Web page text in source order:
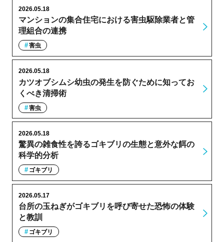
マンションの集合住宅における害虫駆除業者と管
理組合の連携
2026.05.18
害虫
カツオブシムシ幼虫の発生を防ぐために知ってお
くべき清掃術
2026.05.18
害虫
驚異の雑食性を誇るゴキブリの生態と意外な餌の
科学的分析
2026.05.18
ゴキブリ
台所の玉ねぎがゴキブリを呼び寄せた恐怖の体験
と教訓
2026.05.17
ゴキブリ